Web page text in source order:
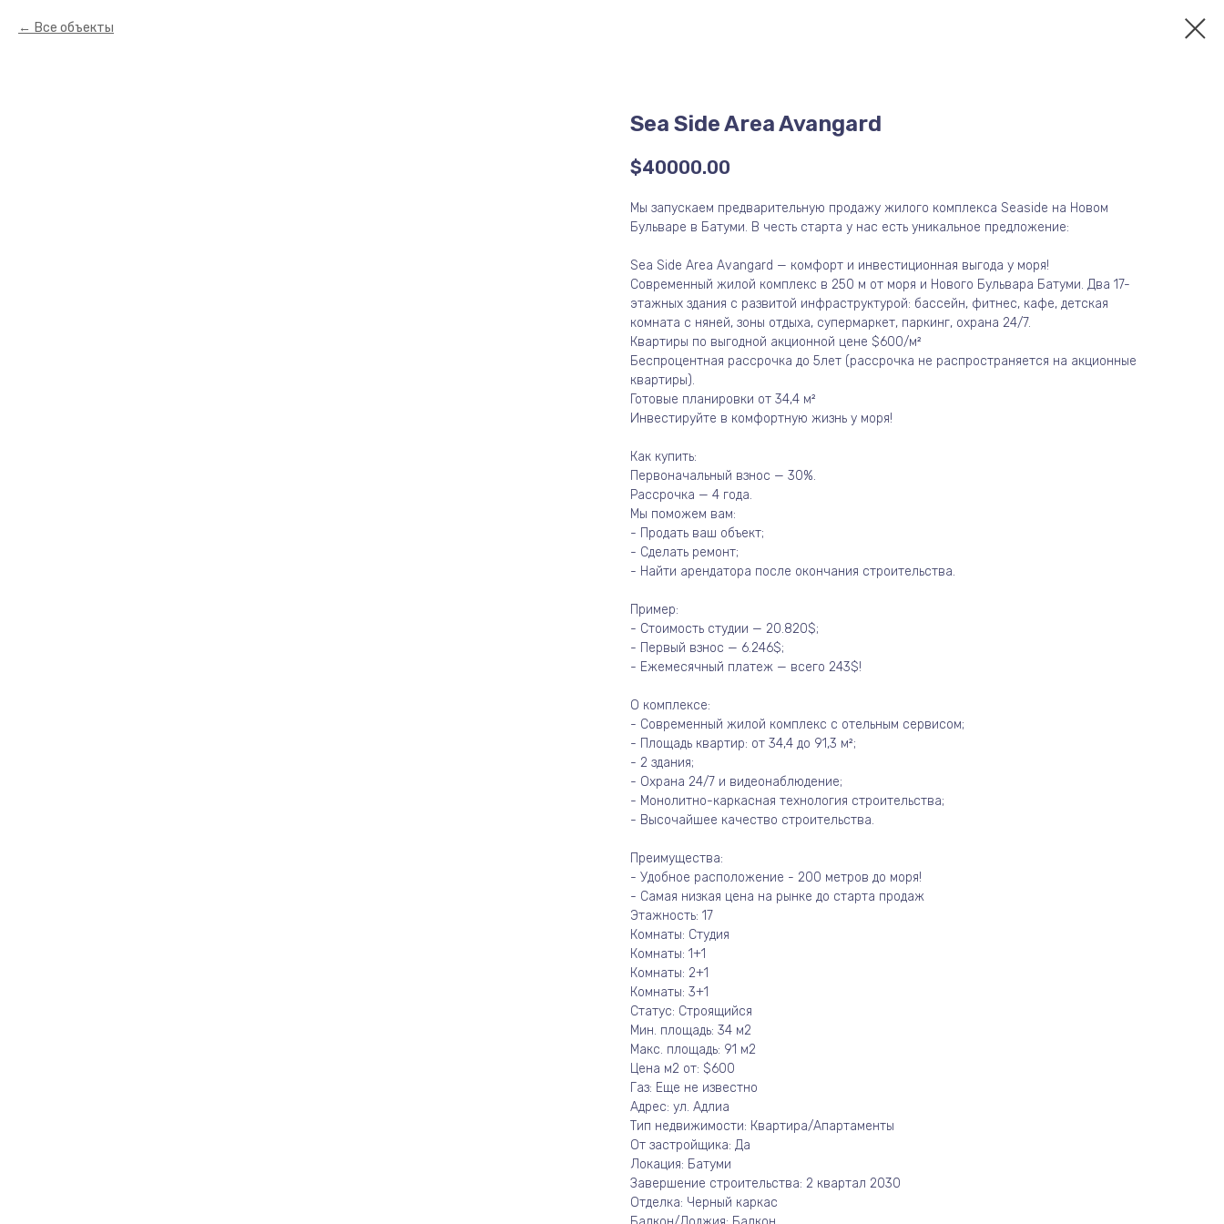
Все объекты
Sea Side Area Avangard
$40000.00
Мы запускаем предварительную продажу жилого комплекса Seaside на Новом
Бульваре в Батуми. В честь старта у нас есть уникальное предложение:
Sea Side Area Avangard — комфорт и инвестиционная выгода у моря!
Современный жилой комплекс в 250 м от моря и Нового Бульвара Батуми. Два 17-
этажных здания с развитой инфраструктурой: бассейн, фитнес, кафе, детская
комната с няней, зоны отдыха, супермаркет, паркинг, охрана 24/7.
Квартиры по выгодной акционной цене $600/м²
Беспроцентная рассрочка до 5лет (рассрочка не распространяется на акционные
квартиры).
Готовые планировки от 34,4 м²
Инвестируйте в комфортную жизнь у моря!
Как купить:
Первоначальный взнос — 30%.
Рассрочка — 4 года.
Мы поможем вам:
- Продать ваш объект;
- Сделать ремонт;
- Найти арендатора после окончания строительства.
Пример:
- Стоимость студии — 20.820$;
- Первый взнос — 6.246$;
- Ежемесячный платеж — всего 243$!
О комплексе:
- Современный жилой комплекс с отельным сервисом;
- Площадь квартир: от 34,4 до 91,3 м²;
- 2 здания;
- Охрана 24/7 и видеонаблюдение;
- Монолитно-каркасная технология строительства;
- Высочайшее качество строительства.
Преимущества:
- Удобное расположение - 200 метров до моря!
- Самая низкая цена на рынке до старта продаж
Этажность: 17
Комнаты: Студия
Комнаты: 1+1
Комнаты: 2+1
Комнаты: 3+1
Статус: Строящийся
Мин. площадь: 34 м2
Макс. площадь: 91 м2
Цена м2 от: $600
Газ: Еще не известно
Адрес: ул. Адлиа
Тип недвижимости: Квартира/Апартаменты
От застройщика: Да
Локация: Батуми
Завершение строительства: 2 квартал 2030
Отделка: Черный каркас